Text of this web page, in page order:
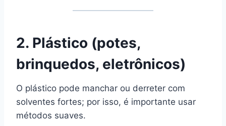
2. Plástico (potes,
brinquedos, eletrônicos)
O plástico pode manchar ou derreter com
solventes fortes; por isso, é importante usar
métodos suaves.